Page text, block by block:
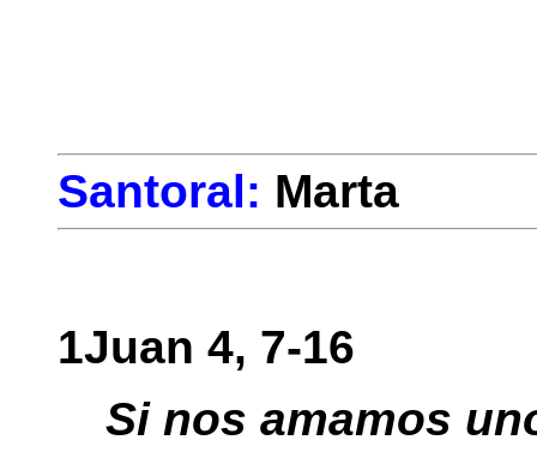
Santoral: Marta
1Juan 4, 7-16
Si nos amamos